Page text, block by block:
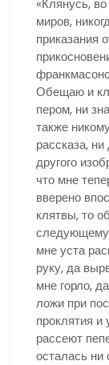
миров,
приказания
Обещаю и
пером, ни
также
рассказа,
другого
что мне
вверено
клятвы, то
следующему
мне уста
руку, да
мне горло,
ложи при
проклятия и
рассеют
осталась ни